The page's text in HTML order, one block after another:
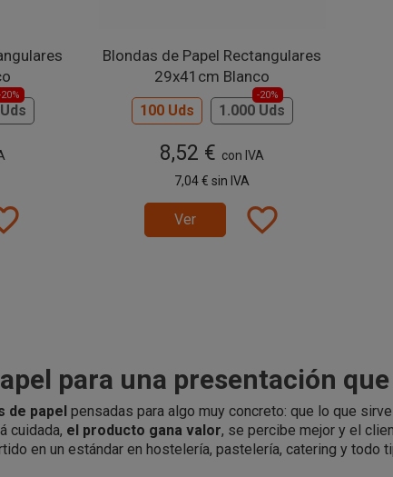
Blondas de Papel Rectangulares
29x41cm Blanco
100 Uds 1.000 Uds
-20%
8,52 € con IVA
7,04 € sin IVA
Ver favorite_border
para una presentación
de papel pensadas para algo muy concreto: que lo que
cuidada, el producto gana valor, se percibe mejor y el
en un estándar en hostelería, pastelería, catering y todo